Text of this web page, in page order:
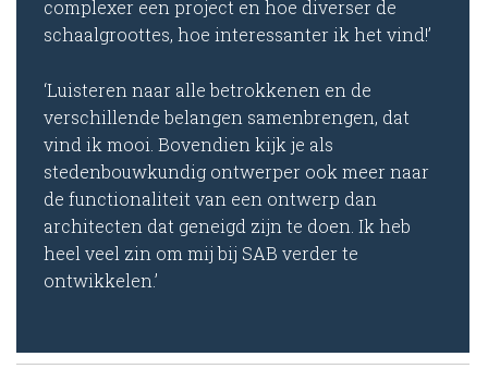
complexer een project en hoe diverser de
schaalgroottes, hoe interessanter ik het vind!’
‘Luisteren naar alle betrokkenen en de
verschillende belangen samenbrengen, dat
vind ik mooi. Bovendien kijk je als
stedenbouwkundig ontwerper ook meer naar
de functionaliteit van een ontwerp dan
architecten dat geneigd zijn te doen. Ik heb
heel veel zin om mij bij SAB verder te
ontwikkelen.’